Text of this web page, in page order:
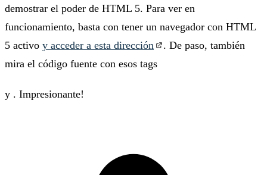
demostrar el poder de HTML 5. Para ver en
funcionamiento, basta con tener un navegador con HTML
5 activo y acceder a esta dirección
. De paso, también
mira el código fuente con esos tags
y . Impresionante!